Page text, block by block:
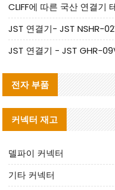
CLIFF에 따른 국산 연결기
전자 부품
커넥터 재고
델파이 커넥터
기타 커넥터